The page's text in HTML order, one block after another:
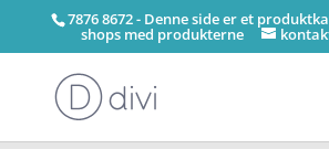
7876 8672 - Denne side er et
shops med produkterne